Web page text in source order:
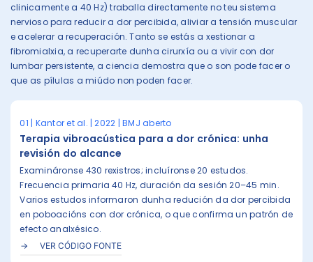
clinicamente a 40 Hz) traballa directamente no teu sistema
nervioso para reducir a dor percibida, aliviar a tensión muscular
e acelerar a recuperación. Tanto se estás a xestionar a
fibromialxia, a recuperarte dunha cirurxía ou a vivir con dor
lumbar persistente, a ciencia demostra que o son pode facer o
que as pílulas a miúdo non poden facer.
01 | Kantor et al. | 2022 | BMJ aberto
Terapia vibroacústica para a dor crónica: unha
revisión do alcance
Examináronse 430 rexistros; incluíronse 20 estudos.
Frecuencia primaria 40 Hz, duración da sesión 20–45 min.
Varios estudos informaron dunha redución da dor percibida
en poboacións con dor crónica, o que confirma un patrón de
efecto analxésico.
VER CÓDIGO FONTE